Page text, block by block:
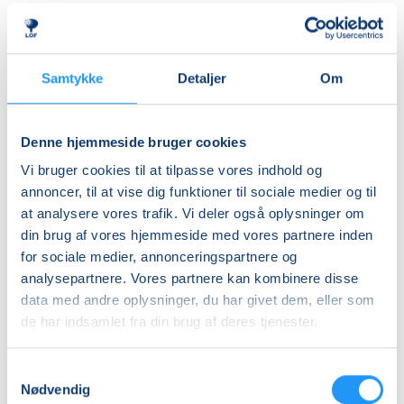
Samtykke Detaljer Om
Denne hjemmeside bruger cookies
Vi bruger cookies til at tilpasse vores indhold og
annoncer, til at vise dig funktioner til sociale medier og til
at analysere vores trafik. Vi deler også oplysninger om
din brug af vores hjemmeside med vores partnere inden
for sociale medier, annonceringspartnere og
analysepartnere. Vores partnere kan kombinere disse
data med andre oplysninger, du har givet dem, eller som
de har indsamlet fra din brug af deres tjenester.
Nødvendig
ALDERSINDDELINGEN ER VEJLEDENDE
Børn er forskellige og udvikler sig i forskellige tempi,
virker utryg ved vand, er det en god idé at tænke lidt
motorisk langt fremme, frisk på nye udfordringer og
måske endda allerede vandtilvænnet, kan det være
en god idé at tænke lidt opad i fht. aldersrammen.
Holdene er små, så der er god mulighed for at tage
individuelle hensyn undervejs.
BEMÆRK
Tilmeldingen gælder en voksen med et barn og det er
kun den voksne, der skal tilmeldes.
Ledig-KBH
Ledig-FRB
DKK 929,00
DKK 911,00
Studerende-FRB
DKK 929,00
Unge (18-25 år)-KBH
DKK 911,00
Info
903330